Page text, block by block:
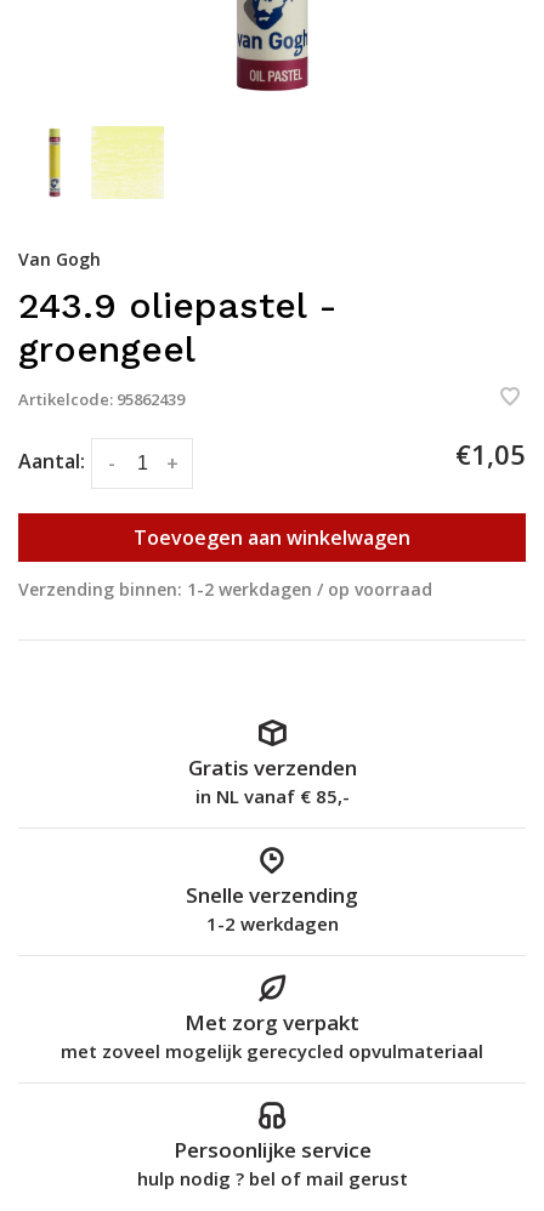
Van Gogh
243.9 oliepastel -
groengeel
Artikelcode: 95862439
Aantal: +
- €1,05
Toevoegen aan winkelwagen
Verzending binnen: 1-2 werkdagen / op voorraad
Gratis verzenden
in NL vanaf € 85,-
Snelle verzending
1-2 werkdagen
Met zorg verpakt
met zoveel mogelijk gerecycled opvulmateriaal
Persoonlijke service
hulp nodig ? bel of mail gerust